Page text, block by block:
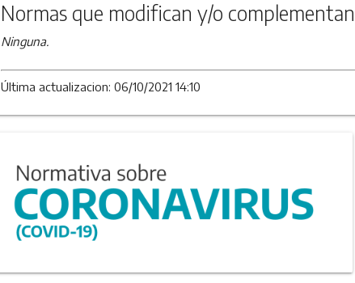
Normas que modifican y/o
Ninguna.
Última actualizacion: 06/10/2021 14:10